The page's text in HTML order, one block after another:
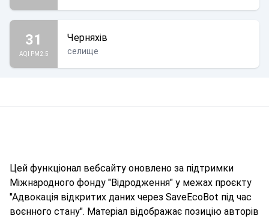
31
AQI PM2.5
Черняхів
селище
Цей функціонал вебсайту оновлено за підтримки
Міжнародного фонду "Відродження" у межах проєкту
"Адвокація відкритих даних через SaveEcoBot під час
воєнного стану". Матеріал відображає позицію авторів